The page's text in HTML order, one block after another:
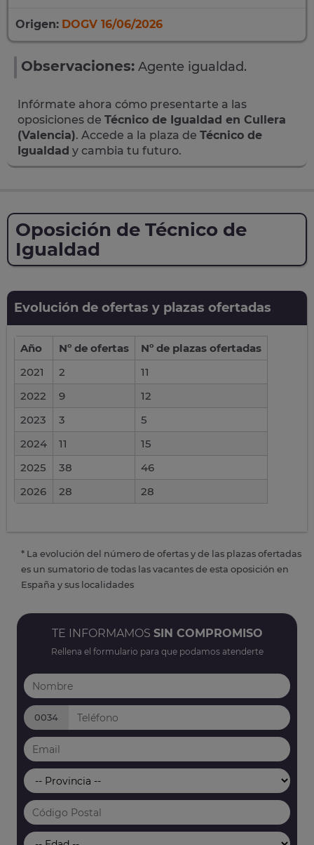
Origen: DOGV 16/06/2026
Observaciones: Agente igualdad.
Infórmate ahora cómo presentarte a las
oposiciones de Técnico de Igualdad en Cullera
(Valencia). Accede a la plaza de Técnico de
Igualdad y cambia tu futuro.
Oposición de Técnico de
Igualdad
Evolución de ofertas y plazas ofertadas
Año Nº de ofertas
Nº de plazas ofertadas
2021
2
11
2022
9
12
2023
3
5
2024
11
15
2025
38
46
2026
28 28
* La evolución del número de ofertas y de las plazas ofertadas
es un sumatorio de todas las vacantes de esta oposición en
España y sus localidades
TE INFORMAMOS SIN COMPROMISO
Rellena el formulario para que podamos atenderte
0034